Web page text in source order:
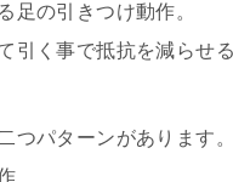
足の引きつけ動作。
引く事で抵抗を減らせ
つパターンがあります。